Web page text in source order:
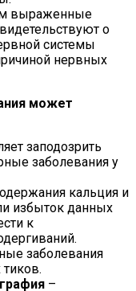
выраженные
о
системы
нервных
может
заподозрить
заболевания у
кальция и
избыток данных
к
заболевания
–